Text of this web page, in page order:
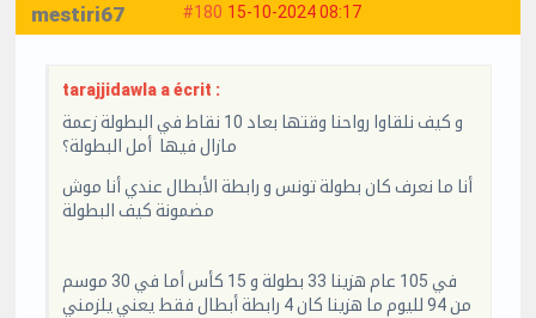
#180 15-10-2024 08:17
mestiri67
tarajjidawla a écrit :
و كيف نلقاوا رواحنا وقتها بعاد 10 نقاط في البطولة زعمة
مازال فيها أمل البطولة؟
أنا ما نعرف كان بطولة تونس و رابطة الأبطال عندي أنا موش
مضمونة كيف البطولة
في 105 عام هزينا 33 بطولة و 15 كأس أما في 30 موسم
من 94 لليوم ما هزينا كان 4 رابطة أبطال فقط يعني يلزمني